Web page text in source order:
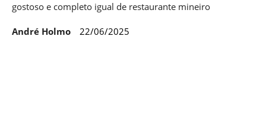
gostoso e completo igual de restaurante mineiro
André Holmo 22/06/2025